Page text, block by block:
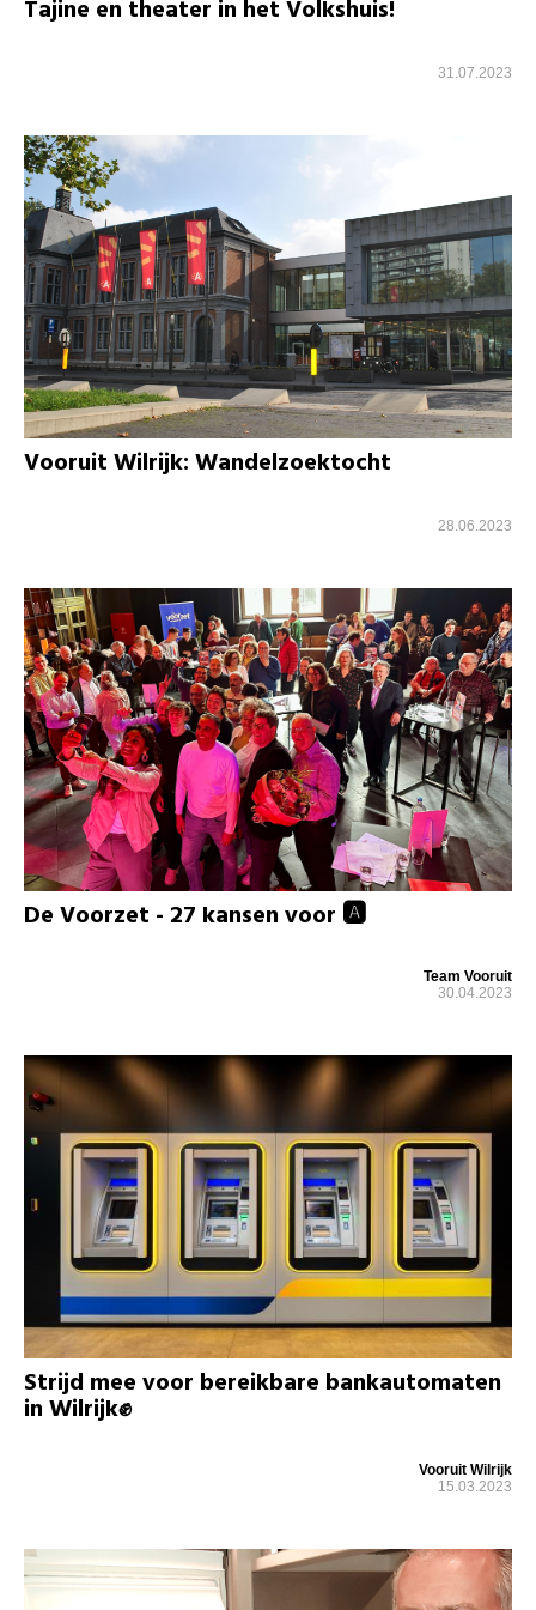
Tajine en theater in het Volkshuis!
31.07.2023
Vooruit Wilrijk: Wandelzoektocht
28.06.2023
De Voorzet - 27 kansen voor 🅰
Team Vooruit
30.04.2023
Strijd mee voor bereikbare bankautomaten
in Wilrijk✊
Vooruit Wilrijk
15.03.2023